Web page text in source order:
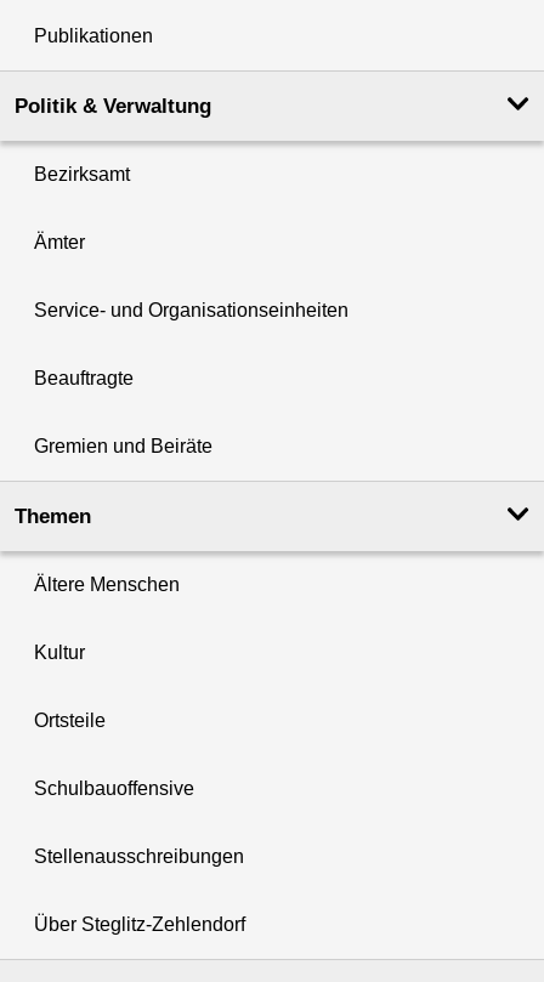
Publikationen
Politik & Verwaltung
Bezirksamt
Ämter
Service- und Organisationseinheiten
Beauftragte
Gremien und Beiräte
Themen
Ältere Menschen
Kultur
Ortsteile
Schulbauoffensive
Stellenausschreibungen
Über Steglitz-Zehlendorf